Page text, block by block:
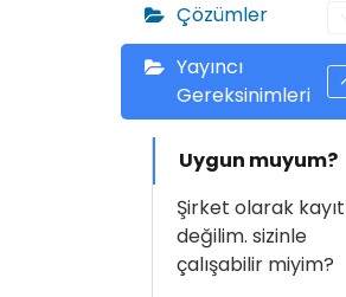
Çözümler
Yayıncı
Gereksinimleri
Uygun muyum?
Şirket olarak
değilim. sizinle
çalışabilir miyim?